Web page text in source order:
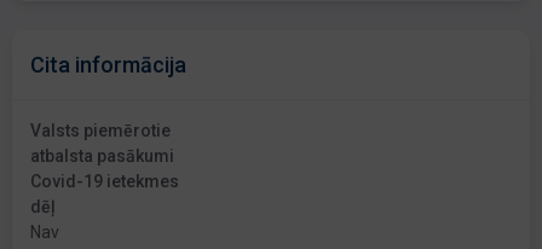
Cita informācija
Valsts piemērotie
atbalsta pasākumi
Covid-19 ietekmes
dēļ
Nav